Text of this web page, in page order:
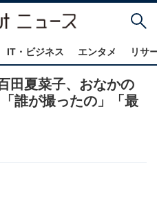
IT・ビジネス エンタメ リサ
田夏菜子、おなかの
誰が撮ったの」「最